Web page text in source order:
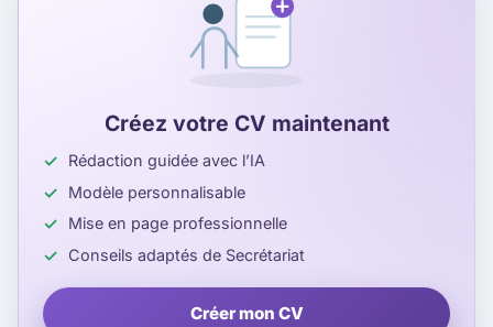
Créez votre CV maintenant
Rédaction guidée avec l’IA
Modèle personnalisable
Mise en page professionnelle
Conseils adaptés de Secrétariat
Créer mon CV